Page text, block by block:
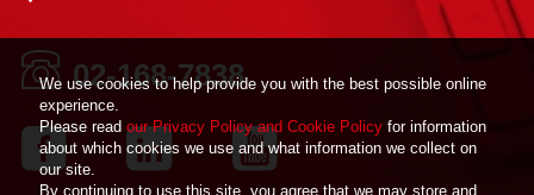
02-168-7838
We use cookies to help provide you with the best possible online
experience.
Please readour Privacy Policy and Cookie Policy for information
about which cookies we use and what information we collect on
our site.
By continuing to use this site, you agree that we may store and